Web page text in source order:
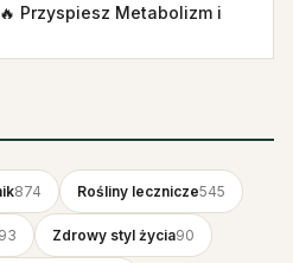
Przyspiesz Metabolizm i
874 Rośliny lecznicze545
Zdrowy styl życia90